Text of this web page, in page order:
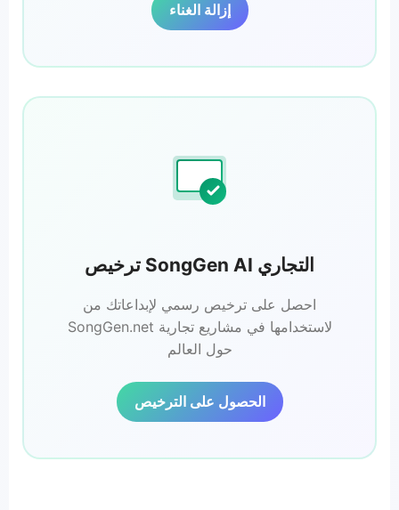
إزالة الغناء
ترخيص SongGen AI التجاري
احصل على ترخيص رسمي لإبداعاتك من
SongGen.net لاستخدامها في مشاريع تجارية
حول العالم
الحصول على الترخيص